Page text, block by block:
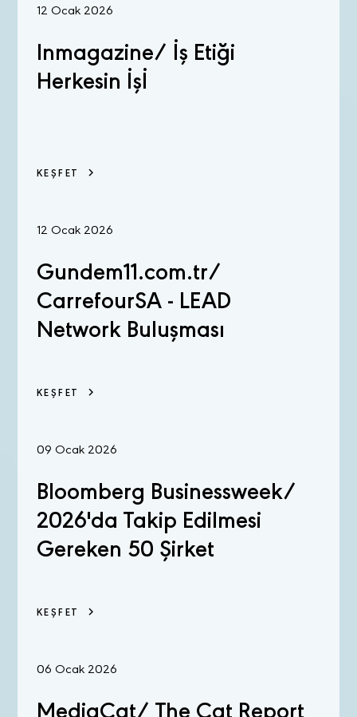
12 Ocak 2026
Inmagazine/ İş Etiği
Herkesin İşİ
KEŞFET
12 Ocak 2026
Gundem11.com.tr/
CarrefourSA - LEAD
Network Buluşması
KEŞFET
09 Ocak 2026
Bloomberg Businessweek/
2026'da Takip Edilmesi
Gereken 50 Şirket
KEŞFET
06 Ocak 2026